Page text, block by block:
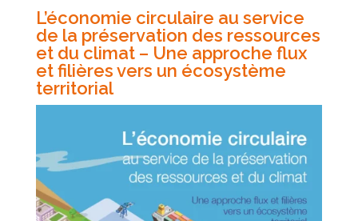
L’économie circulaire au service
de la préservation des ressources
et du climat – Une approche flux
et filières vers un écosystème
territorial